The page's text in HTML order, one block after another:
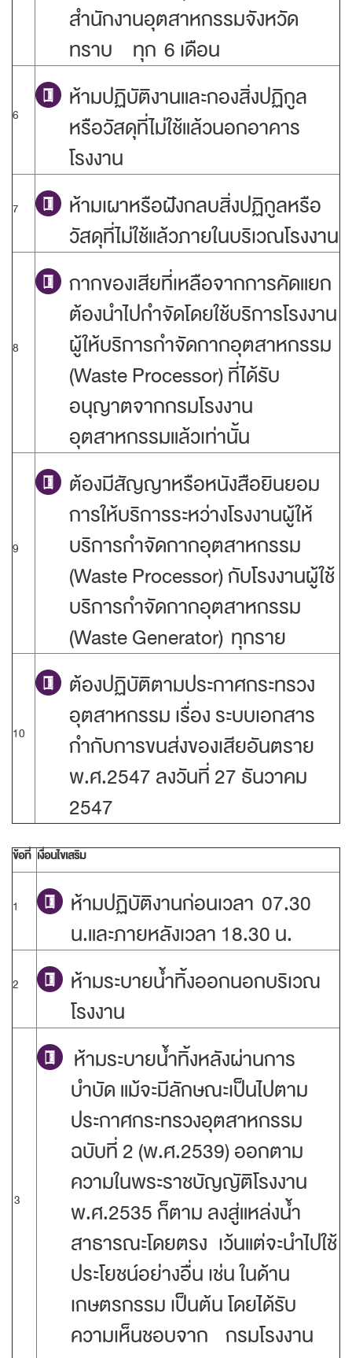
สำนักงานอุตสาหกรรมจังหวัด
ทราบ ทุก 6 เดือน
6
ห้ามปฏิบัติงานและกองสิ่งปฏิกูล
หรือวัสดุที่ไม่ใช้แล้วนอกอาคาร
โรงงาน
7
ห้ามเผาหรือฝังกลบสิ่งปฏิกูลหรือ
วัสดุที่ไม่ใช้แล้วภายในบริเวณโรงงาน
8
กากของเสียที่เหลือจากการคัดแยก
ต้องนำไปกำจัดโดยใช้บริการโรงงาน
ผู้ให้บริการกำจัดกากอุตสาหกรรม
(Waste Processor) ที่ได้รับ
อนุญาตจากกรมโรงงาน
อุตสาหกรรมแล้วเท่านั้น
9
ต้องมีสัญญาหรือหนังสือยินยอม
การให้บริการระหว่างโรงงานผู้ให้
บริการกำจัดกากอุตสาหกรรม
(Waste Processor) กับโรงงานผู้ใช้
บริการกำจัดกากอุตสาหกรรม
(Waste Generator) ทุกราย
10
ต้องปฏิบัติตามประกาศกระทรวง
อุตสาหกรรม เรื่อง ระบบเอกสาร
กำกับการขนส่งของเสียอันตราย
พ.ศ.2547 ลงวันที่ 27 ธันวาคม
2547
ข้อที่ เงื่อนไขเสริม
1
ห้ามปฏิบัติงานก่อนเวลา 07.30
น.และภายหลังเวลา 18.30 น.
2
ห้ามระบายน้ำทิ้งออกนอกบริเวณ
โรงงาน
3
ห้ามระบายน้ำทิ้งหลังผ่านการ
บำบัด แม้จะมีลักษณะเป็นไปตาม
ประกาศกระทรวงอุตสาหกรรม
ฉบับที่ 2 (พ.ศ.2539) ออกตาม
ความในพระราชบัญญัติโรงงาน
พ.ศ.2535 ก็ตาม ลงสู่แหล่งน้ำ
สาธารณะโดยตรง เว้นแต่จะนำไปใช้
ประโยชน์อย่างอื่น เช่น ในด้าน
เกษตรกรรม เป็นต้น โดยได้รับ
ความเห็นชอบจาก กรมโรงงาน